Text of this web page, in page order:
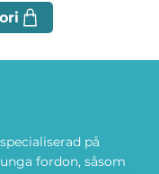
på
fordon, såsom